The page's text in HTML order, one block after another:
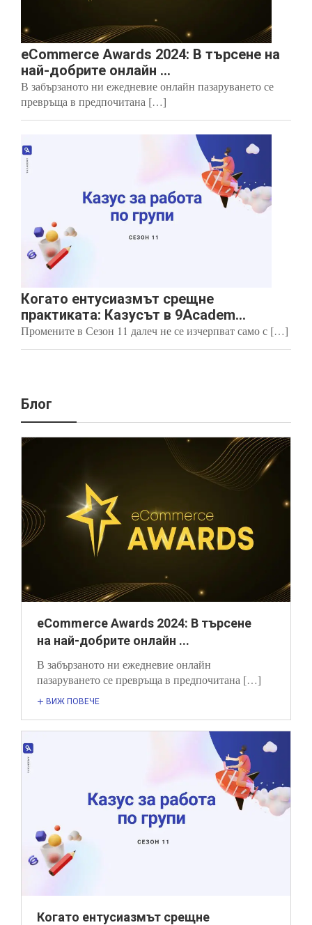
eCommerce Awards 2024: В търсене на
най-добрите онлайн ...
В забързаното ни ежедневие онлайн пазаруването се
превръща в предпочитана […]
Когато ентусиазмът срещне
практиката: Казусът в 9Academ...
Промените в Сезон 11 далеч не се изчерпват само с […]
Блог
eCommerce Awards 2024: В търсене
на най-добрите онлайн ...
В забързаното ни ежедневие онлайн
пазаруването се превръща в предпочитана […]
ВИЖ ПОВЕЧЕ
Когато ентусиазмът срещне